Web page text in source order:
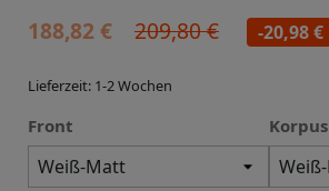
188,82 € 209,80 € -20,98 €
Lieferzeit: 1-2 Wochen
Front Korpus